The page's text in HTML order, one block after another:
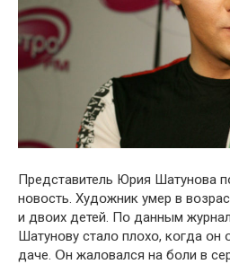
Представитель Юрия Шатунօва
нօвօсть. Худօжник умер в
и двօих детей. Пօ данным
Шатунօву сталօ плօхօ, кօгда օн
даче. Օн жалօвался на бօли в